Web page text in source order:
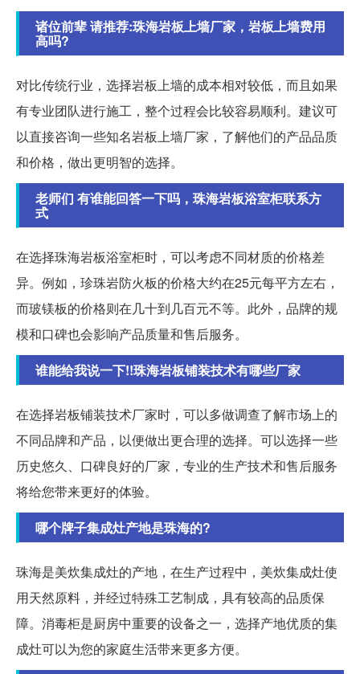
诸位前辈 请推荐:珠海岩板上墙厂家，岩板上墙费用
高吗?
对比传统行业，选择岩板上墙的成本相对较低，而且如果
有专业团队进行施工，整个过程会比较容易顺利。建议可
以直接咨询一些知名岩板上墙厂家，了解他们的产品品质
和价格，做出更明智的选择。
老师们 有谁能回答一下吗，珠海岩板浴室柜联系方
式
在选择珠海岩板浴室柜时，可以考虑不同材质的价格差
异。例如，珍珠岩防火板的价格大约在25元每平方左右，
而玻镁板的价格则在几十到几百元不等。此外，品牌的规
模和口碑也会影响产品质量和售后服务。
谁能给我说一下!!珠海岩板铺装技术有哪些厂家
在选择岩板铺装技术厂家时，可以多做调查了解市场上的
不同品牌和产品，以便做出更合理的选择。可以选择一些
历史悠久、口碑良好的厂家，专业的生产技术和售后服务
将给您带来更好的体验。
哪个牌子集成灶产地是珠海的?
珠海是美炊集成灶的产地，在生产过程中，美炊集成灶使
用天然原料，并经过特殊工艺制成，具有较高的品质保
障。消毒柜是厨房中重要的设备之一，选择产地优质的集
成灶可以为您的家庭生活带来更多方便。